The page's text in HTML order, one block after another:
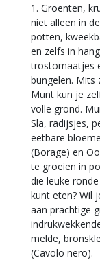
1. Groenten,
niet alleen in
potten,
en zelfs in
trostomaatjes
bungelen. Mits
Munt kun je
volle grond.
Sla, radijsjes,
eetbare
(Borage) en
te groeien in
die leuke
kunt eten? Wil
aan prachtige
melde,
(Cavolo nero).